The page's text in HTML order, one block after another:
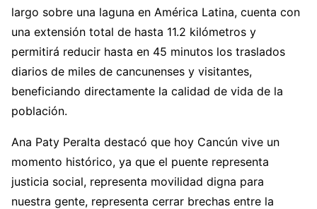
largo sobre una laguna en América Latina, cuenta con
una extensión total de hasta 11.2 kilómetros y
permitirá reducir hasta en 45 minutos los traslados
diarios de miles de cancunenses y visitantes,
beneficiando directamente la calidad de vida de la
población.
Ana Paty Peralta destacó que hoy Cancún vive un
momento histórico, ya que el puente representa
justicia social, representa movilidad digna para
nuestra gente, representa cerrar brechas entre la